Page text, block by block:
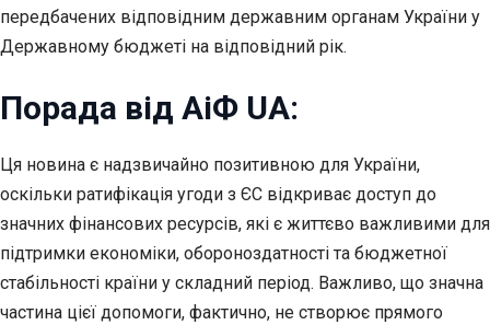
передбачених відповідним державним органам України у
Державному бюджеті на відповідний рік.
Порада від АіФ UA:
Ця новина є надзвичайно позитивною для України,
оскільки ратифікація угоди з ЄС відкриває доступ до
значних фінансових ресурсів, які є життєво важливими для
підтримки економіки, обороноздатності та бюджетної
стабільності країни у складний період. Важливо, що значна
частина цієї допомоги, фактично, не створює прямого